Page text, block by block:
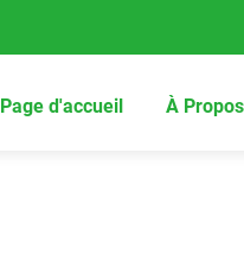
Page d'accueil À